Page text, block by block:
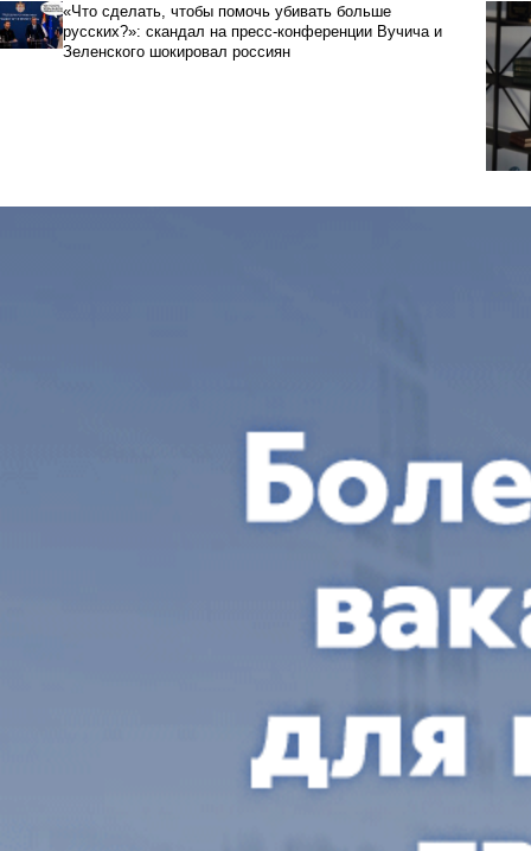
«Что сделать, чтобы помочь убивать больше
русских?»: скандал на пресс-конференции Вучича и
Зеленского шокировал россиян